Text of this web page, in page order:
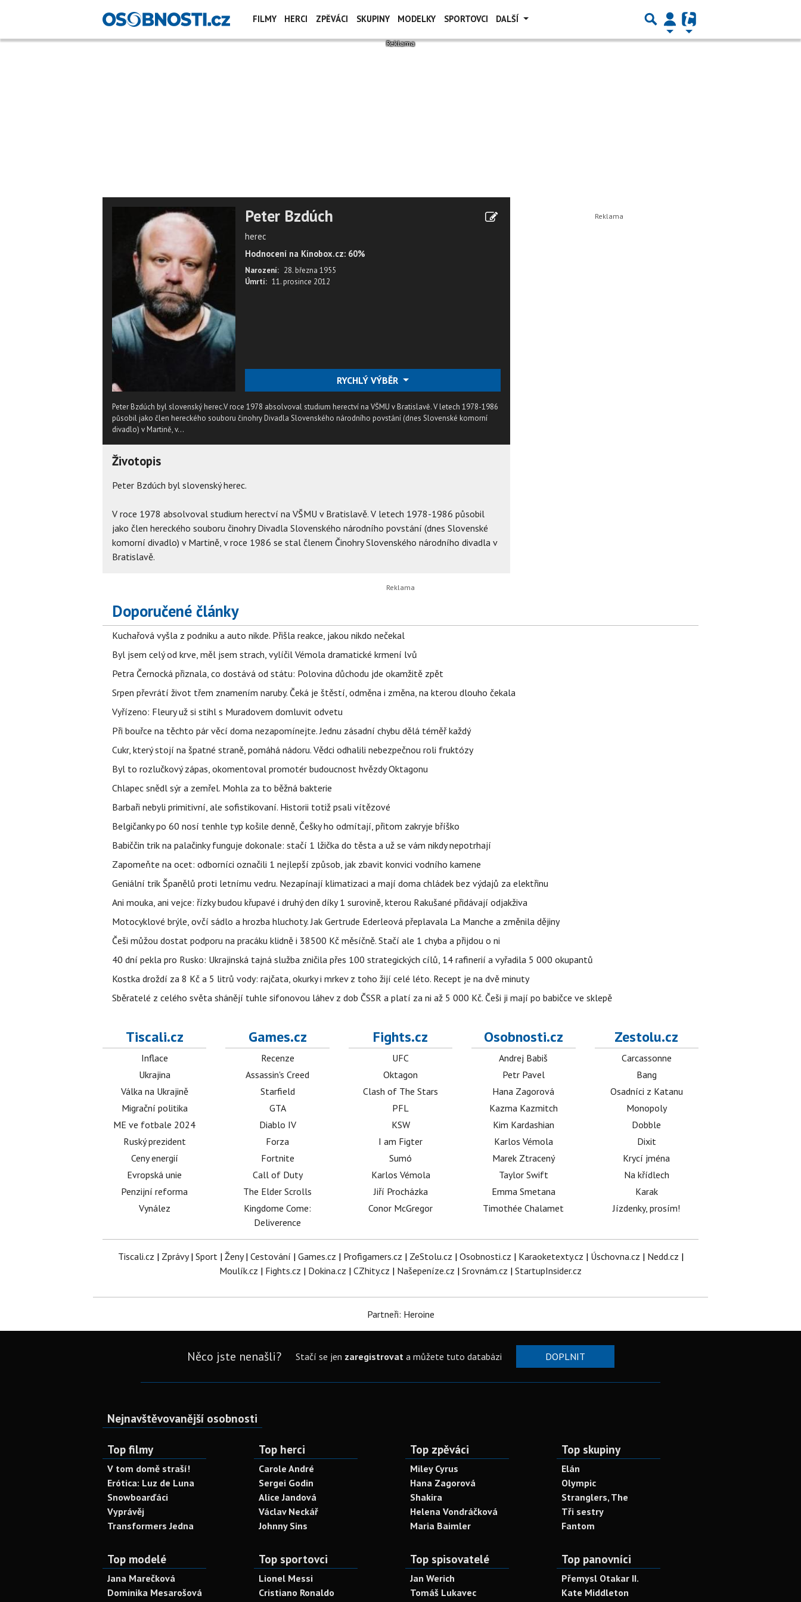
FILMY HERCI ZPĚVÁCI SKUPINY MODELKY SPORTOVCI DALŠÍ
Peter Bzdúch
herec
Hodnocení na Kinobox.cz: 60%
Narození: 28. března 1955
Úmrtí: 11. prosince 2012
RYCHLÝ VÝBĚR
Peter Bzdúch byl slovenský herec.V roce 1978 absolvoval studium herectví na VŠMU v Bratislavě. V letech 1978-1986
působil jako člen hereckého souboru činohry Divadla Slovenského národního povstání (dnes Slovenské komorní
divadlo) v Martině, v...
Životopis
Peter Bzdúch byl slovenský herec.
V roce 1978 absolvoval studium herectví na VŠMU v Bratislavě. V letech 1978-1986 působil
jako člen hereckého souboru činohry Divadla Slovenského národního povstání (dnes Slovenské
komorní divadlo) v Martině, v roce 1986 se stal členem Činohry Slovenského národního divadla v
Bratislavě.
Doporučené články
Kuchařová vyšla z podniku a auto nikde. Přišla reakce, jakou nikdo nečekal
Byl jsem celý od krve, měl jsem strach, vylíčil Vémola dramatické krmení lvů
Petra Černocká přiznala, co dostává od státu: Polovina důchodu jde okamžitě zpět
Srpen převrátí život třem znamením naruby. Čeká je štěstí, odměna i změna, na kterou dlouho čekala
Vyřízeno: Fleury už si stihl s Muradovem domluvit odvetu
Při bouřce na těchto pár věcí doma nezapomínejte. Jednu zásadní chybu dělá téměř každý
Cukr, který stojí na špatné straně, pomáhá nádoru. Vědci odhalili nebezpečnou roli fruktózy
Byl to rozlučkový zápas, okomentoval promotér budoucnost hvězdy Oktagonu
Chlapec snědl sýr a zemřel. Mohla za to běžná bakterie
Barbaři nebyli primitivní, ale sofistikovaní. Historii totiž psali vítězové
Belgičanky po 60 nosí tenhle typ košile denně, Češky ho odmítají, přitom zakryje bříško
Babiččin trik na palačinky funguje dokonale: stačí 1 lžička do těsta a už se vám nikdy nepotrhají
Zapomeňte na ocet: odborníci označili 1 nejlepší způsob, jak zbavit konvici vodního kamene
Geniální trik Španělů proti letnímu vedru. Nezapínají klimatizaci a mají doma chládek bez výdajů za elektřinu
Ani mouka, ani vejce: řízky budou křupavé i druhý den díky 1 surovině, kterou Rakušané přidávají odjakživa
Motocyklové brýle, ovčí sádlo a hrozba hluchoty. Jak Gertrude Ederleová přeplavala La Manche a změnila dějiny
Češi můžou dostat podporu na pracáku klidně i 38500 Kč měsíčně. Stačí ale 1 chyba a přijdou o ni
40 dní pekla pro Rusko: Ukrajinská tajná služba zničila přes 100 strategických cílů, 14 rafinerií a vyřadila 5 000 okupantů
Kostka droždí za 8 Kč a 5 litrů vody: rajčata, okurky i mrkev z toho žijí celé léto. Recept je na dvě minuty
Sběratelé z celého světa shánějí tuhle sifonovou láhev z dob ČSSR a platí za ni až 5 000 Kč. Češi ji mají po babičce ve sklepě
Tiscali.cz
Inflace
Ukrajina
Válka na Ukrajině
Migrační politika
ME ve fotbale 2024
Ruský prezident
Ceny energií
Evropská unie
Penzijní reforma
Vynález
Games.cz
Recenze
Assassin's Creed
Starfield
GTA
Diablo IV
Forza
Fortnite
Call of Duty
The Elder Scrolls
Kingdome Come:
Deliverence
Fights.cz
UFC
Oktagon
Clash of The Stars
PFL
KSW
I am Figter
Sumó
Karlos Vémola
Jiří Procházka
Conor McGregor
Osobnosti.cz
Andrej Babiš
Petr Pavel
Hana Zagorová
Kazma Kazmitch
Kim Kardashian
Karlos Vémola
Marek Ztracený
Taylor Swift
Emma Smetana
Timothée Chalamet
Zestolu.cz
Carcassonne
Bang
Osadníci z Katanu
Monopoly
Dobble
Dixit
Krycí jména
Na křídlech
Karak
Jízdenky, prosím!
Tiscali.cz | Zprávy| Sport| Ženy| Cestování | Games.cz | Profigamers.cz | ZeStolu.cz | Osobnosti.cz | Karaoketexty.cz | Úschovna.cz | Nedd.cz |
Moulík.cz | Fights.cz | Dokina.cz | CZhity.cz | Našepeníze.cz | Srovnám.cz | StartupInsider.cz
Partneři: Heroine
Něco jste nenašli? Stačí se jen zaregistrovata můžete tuto databázi DOPLNIT
Nejnavštěvovanější osobnosti
Top filmy
V tom domě straší!
Erótica: Luz de Luna
Snowboarďáci
Vyprávěj
Transformers Jedna
Top herci
Carole André
Sergei Godin
Alice Jandová
Václav Neckář
Johnny Sins
Top zpěváci
Miley Cyrus
Hana Zagorová
Shakira
Helena Vondráčková
Maria Baimler
Top skupiny
Elán
Olympic
Stranglers, The
Tři sestry
Fantom
Top modelé
Jana Marečková
Dominika Mesarošová
Top sportovci
Lionel Messi
Cristiano Ronaldo
Top spisovatelé
Jan Werich
Tomáš Lukavec
Top panovníci
Přemysl Otakar II.
Kate Middleton